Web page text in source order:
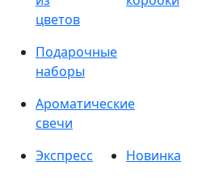
цветов
Подарочные
наборы
Ароматические
свечи
Экспресс
Новинка